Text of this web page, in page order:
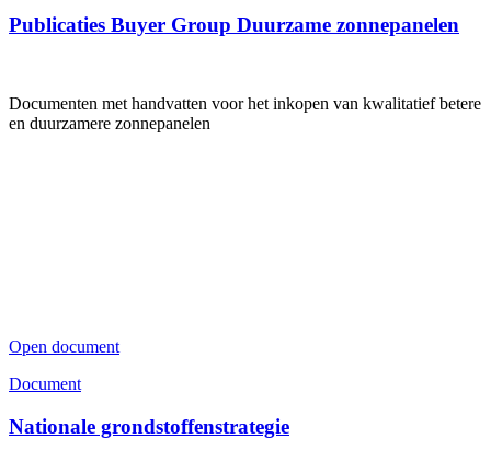
Publicaties Buyer Group Duurzame zonnepanelen
Documenten met handvatten voor het inkopen van kwalitatief betere
en duurzamere zonnepanelen
Open document
Document
Nationale grondstoffenstrategie